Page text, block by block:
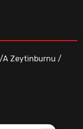
A Zeytinburnu /